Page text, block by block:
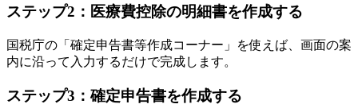
ステップ2：医療費控除の明細書を作成する
国税庁の「確定申告書等作成コーナー」を使えば、画面の案
内に沿って入力するだけで完成します。
ステップ3：確定申告書を作成する